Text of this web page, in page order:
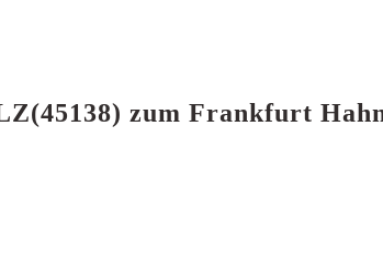
zum Frankfurt